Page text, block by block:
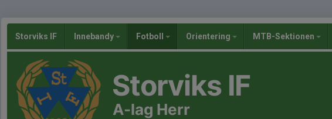
Storviks IF Innebandy Fotboll Orientering MTB-Sektionen
Storviks IF
A-lag Herr